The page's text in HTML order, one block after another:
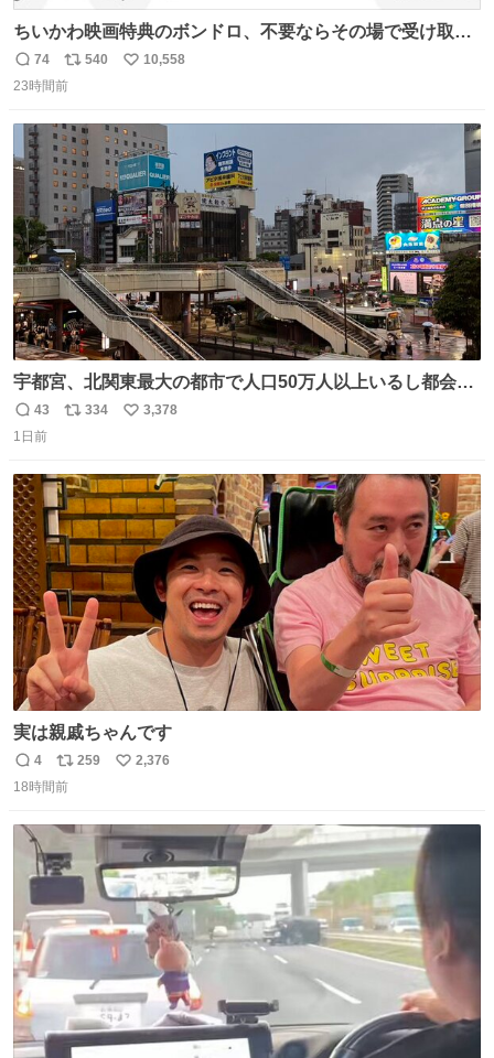
ちいかわ映画特典のボンドロ、不要ならその場で受け取り
辞退すれば良いのに白々しい
返
信
74
リ
ポ
ト
数
540
い
数
10,558
23時間前
宇都宮、北関東最大の都市で人口50万人以上いるし都会何
だろうなと思っていたら想像以上に都会で興奮した
返
信
43
リ
ト
数
334
い
数
3,378
1日前
実は親戚ちゃんです
返
信
4
リ
ポ
ト
数
259
い
数
2,376
18時間前